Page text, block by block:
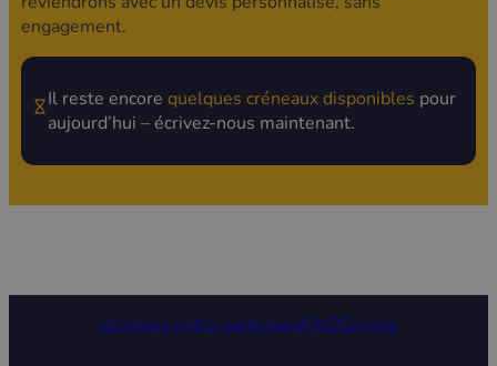
engagement.
Il reste encorequelques créneaux disponibles pour
aujourd’hui – écrivez-nous maintenant.
Devenez notre partenaireFAQService